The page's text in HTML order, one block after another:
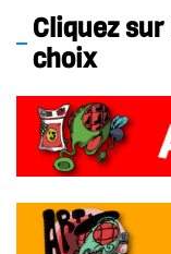
Cliquez
choix